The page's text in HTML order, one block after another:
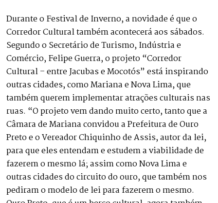
Durante o Festival de Inverno, a novidade é que o
Corredor Cultural também acontecerá aos sábados.
Segundo o Secretário de Turismo, Indústria e
Comércio, Felipe Guerra, o projeto “Corredor
Cultural – entre Jacubas e Mocotós” está inspirando
outras cidades, como Mariana e Nova Lima, que
também querem implementar atrações culturais nas
ruas. “O projeto vem dando muito certo, tanto que a
Câmara de Mariana convidou a Prefeitura de Ouro
Preto e o Vereador Chiquinho de Assis, autor da lei,
para que eles entendam e estudem a viabilidade de
fazerem o mesmo lá; assim como Nova Lima e
outras cidades do circuito do ouro, que também nos
pediram o modelo de lei para fazerem o mesmo.